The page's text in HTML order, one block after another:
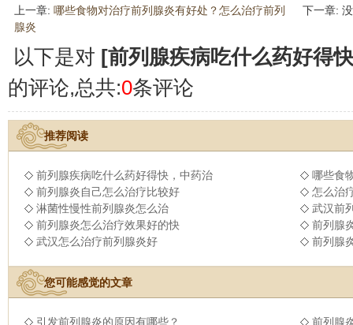
上一章: 哪些食物对治疗前列腺炎有好处？怎么治疗前列
腺炎
下一章:
以下是对 [前列腺疾病吃什么药好得
的评论,总共:0条评论
推荐阅读
前列腺疾病吃什么药好得快，中药治
哪些食
前列腺炎自己怎么治疗比较好
怎么治
淋菌性慢性前列腺炎怎么治
武汉前
前列腺炎怎么治疗效果好的快
前列腺
武汉怎么治疗前列腺炎好
前列腺
您可能感觉的文章
引发前列腺炎的原因有哪些？
前列腺